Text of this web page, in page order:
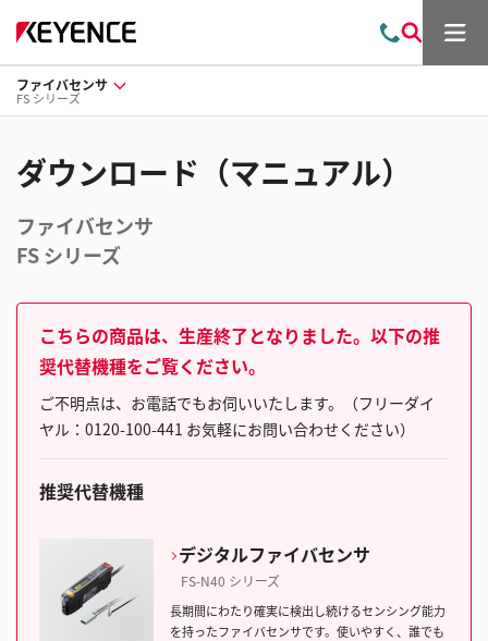
問
わ
索
メ
ファイバセンサ
FS シリーズ
ダウンロード（マニュアル）
ファイバセンサ
FS シリーズ
こちらの商品は、生産終了となりました。以下の推
奨代替機種をご覧ください。
ご不明点は、お電話でもお伺いいたします。（フリーダイ
ヤル：0120-100-441 お気軽にお問い合わせください）
推奨代替機種
デジタルファイバセンサ
FS-N40 シリーズ
長期間にわたり確実に検出し続けるセンシング能力
を持ったファイバセンサです。使いやすく、誰でも